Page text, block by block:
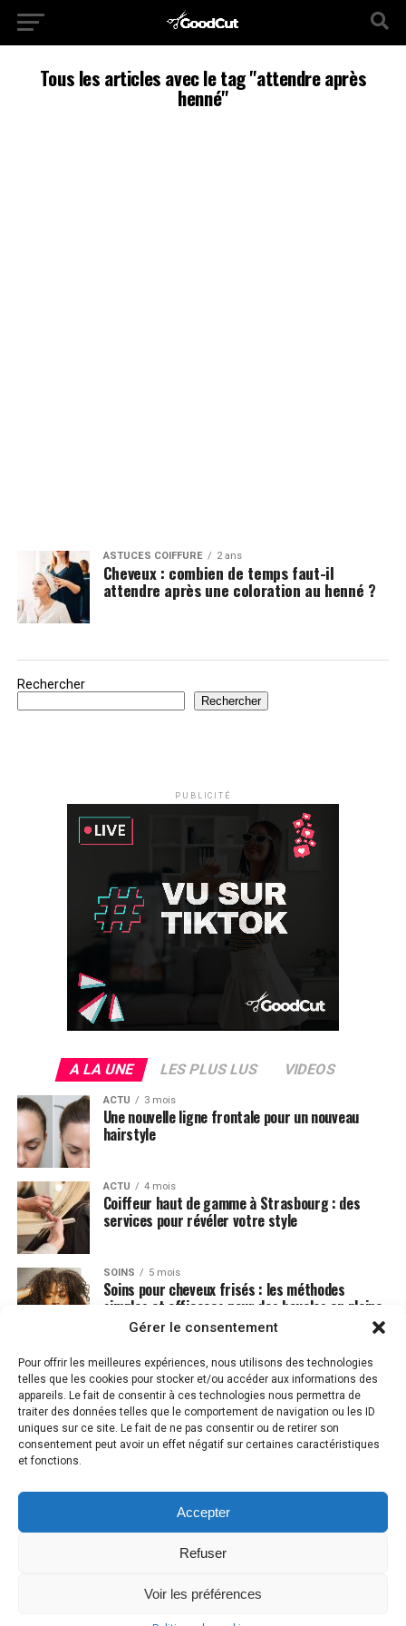
Gérer le consentement
Pour offrir les meilleures expériences, nous utilisons des technologies
telles que les cookies pour stocker et/ou accéder aux informations des
appareils. Le fait de consentir à ces technologies nous permettra de
traiter des données telles que le comportement de navigation ou les ID
uniques sur ce site. Le fait de ne pas consentir ou de retirer son
consentement peut avoir un effet négatif sur certaines caractéristiques
et fonctions.
Accepter
Refuser
Voir les préférences
Tous les articles avec le tag "attendre après
henné"
ASTUCES COIFFURE 2 ans
Cheveux : combien de temps faut-il
attendre après une coloration au henné ?
Rechercher
Rechercher
PUBLICITÉ
A LA UNE LES PLUS LUS VIDEOS
ACTU 3 mois
Une nouvelle ligne frontale pour un nouveau
hairstyle
ACTU 4 mois
Coiffeur haut de gamme à Strasbourg : des
services pour révéler votre style
SOINS 5 mois
Soins pour cheveux frisés : les méthodes
simples et efficaces pour des boucles en pleine
santé
MENTIONS LÉGALES PLAN DU SITE
CONTACT
POLITIQUE DE COOKIES (UE)
Copyright © 2023 GoodCut.fr . Tous droits réservés